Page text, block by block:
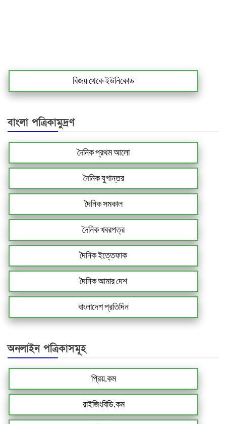
বিজয় থেকে ইউনিকোড
বাংলা পত্রিকামুদ্রণ
দৈনিক প্রথম আলো
দৈনিক যুগান্তর
দৈনিক সমকাল
দৈনিক খবরপত্র
দৈনিক ইত্তেফাক
দৈনিক আমার দেশ
বাংলাদেশ প্রতিদিন
অনলাইন পত্রিকাসমূহ
প্রিয়.কম
রাইজিংবিডি.কম